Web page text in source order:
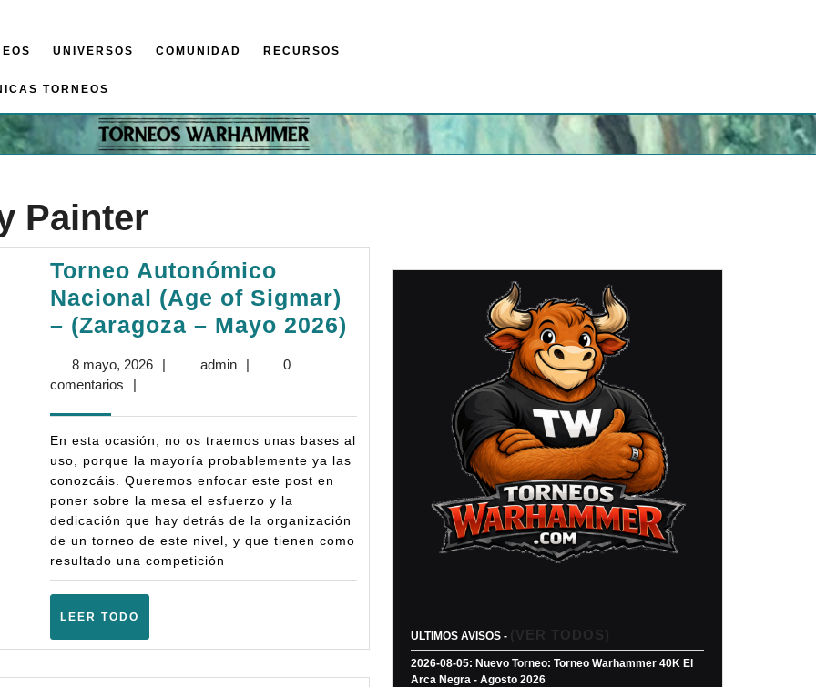
UNIVERSOS COMUNIDAD RECURSOS
TORNEOS
Painter
Torneo Autonómico
Nacional (Age of Sigmar)
– (Zaragoza – Mayo 2026)
of
Sigmar)
(Zaragoza
–
8 mayo, 20268
| adminadmin
|
0
comentarios
|
En esta ocasión, no os traemos unas bases al
uso, porque la mayoría probablemente ya las
conozcáis. Queremos enfocar este post en
poner sobre la mesa el esfuerzo y la
dedicación que hay detrás de la organización
de un torneo de este nivel, y que tienen como
resultado una competición
LEER TODO
ULTIMOS AVISOS - (VER TODOS)
2026-08-05: Nuevo Torneo: Torneo Warhammer 40K El
Arca Negra - Agosto 2026